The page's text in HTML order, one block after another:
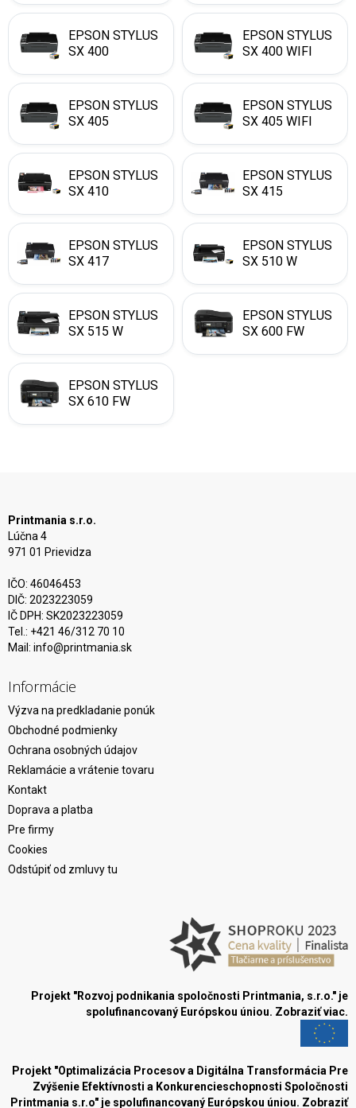
EPSON STYLUS
SX 400
EPSON STYLUS
SX 400 WIFI
EPSON STYLUS
SX 405
EPSON STYLUS
SX 405 WIFI
EPSON STYLUS
SX 410
EPSON STYLUS
SX 415
EPSON STYLUS
SX 417
EPSON STYLUS
SX 510 W
EPSON STYLUS
SX 515 W
EPSON STYLUS
SX 600 FW
EPSON STYLUS
SX 610 FW
Printmania s.r.o.
Lúčna 4
971 01 Prievidza
IČO: 46046453
DIČ: 2023223059
IČ DPH: SK2023223059
Tel.: +421 46/312 70 10
Mail: info@printmania.sk
Informácie
Výzva na predkladanie ponúk
Obchodné podmienky
Ochrana osobných údajov
Reklamácie a vrátenie tovaru
Kontakt
Doprava a platba
Pre firmy
Cookies
Odstúpiť od zmluvy tu
Projekt "Rozvoj podnikania spoločnosti Printmania, s.r.o." je
spolufinancovaný Európskou úniou. Zobraziť viac.
Projekt "Optimalizácia Procesov a Digitálna Transformácia Pre
Zvýšenie Efektívnosti a Konkurencieschopnosti Spoločnosti
Printmania s.r.o" je spolufinancovaný Európskou úniou. Zobraziť